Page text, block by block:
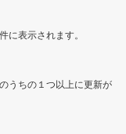
に表示されます。
うちの１つ以上に更新が